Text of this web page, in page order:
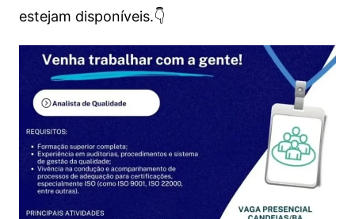
estejam disponíveis.👇